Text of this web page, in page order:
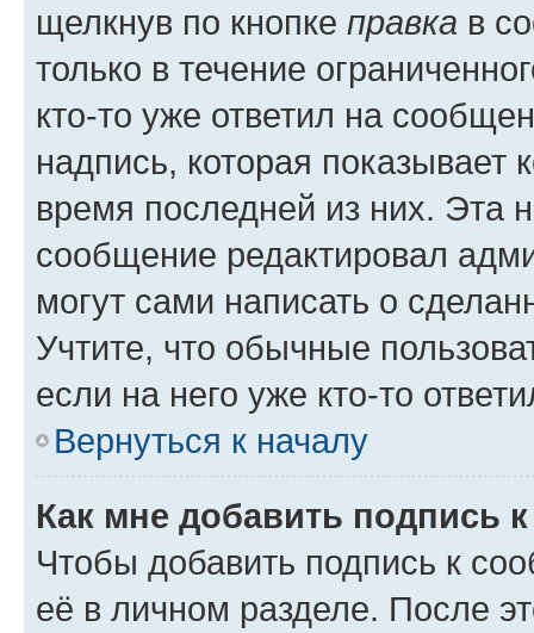
щелкнув по кнопке правка в
только в течение
кто-то уже ответил на
надпись, которая показывает
время последней из них. Эта
сообщение редактировал
могут сами написать о
Учтите, что обычные
если на него уже кто-то
Вернуться к началу
Как мне добавить подпись
Чтобы добавить подпись к
её в личном разделе. После